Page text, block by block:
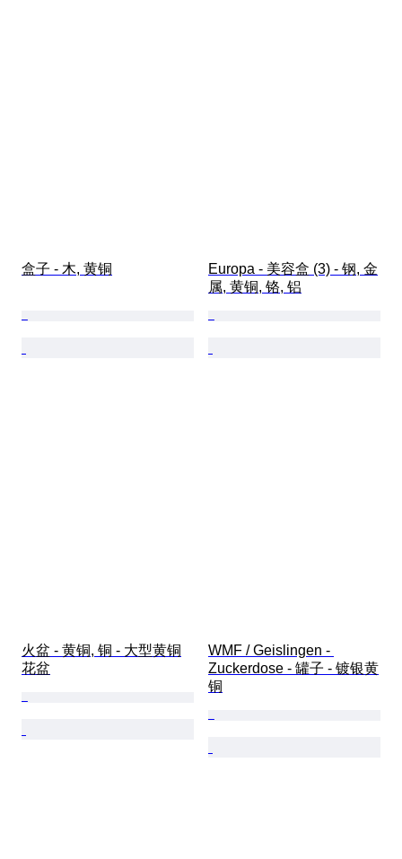
盒子 - 木, 黄铜
Europa - 美容盒 (3) - 钢, 金
属, 黄铜, 铬, 铝
火盆 - 黄铜, 铜 - 大型黄铜
花盆
WMF / Geislingen -
Zuckerdose - 罐子 - 镀银黄
铜